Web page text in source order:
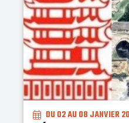
DU 06 AU 26 JUILLET